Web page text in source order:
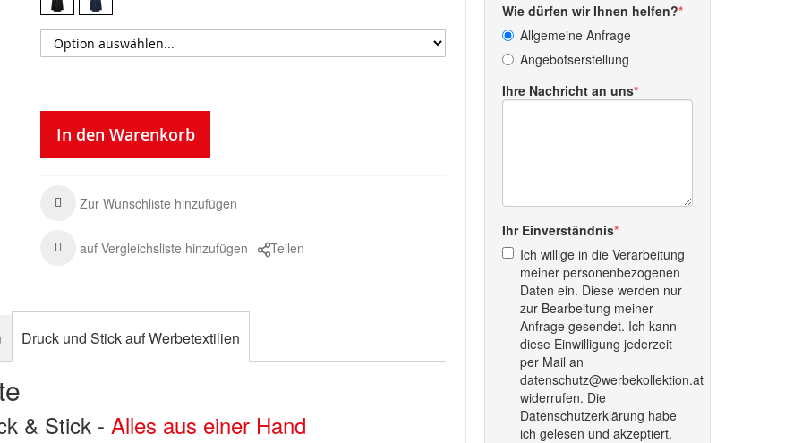
In den Warenkorb
Zur Wunschliste hinzufügen
auf Vergleichsliste hinzufügen Teilen
Wie dürfen wir Ihnen helfen?
Allgemeine Anfrage
Angebotserstellung
Ihre Nachricht an uns
Ihr Einverständnis
Ich willige in die Verarbeitung
meiner personenbezogenen
Daten ein. Diese werden nur
zur Bearbeitung meiner
Anfrage gesendet. Ich kann
diese Einwilligung jederzeit
per Mail an
datenschutz@werbekollektion.at
widerrufen. Die
Datenschutzerklärung habe
ich gelesen und akzeptiert.
Druck und Stick auf Werbetextilien
& Stick -Alles aus einer Hand